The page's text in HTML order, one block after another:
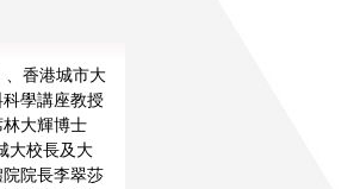
、香港城市大
學講座教授
大輝博士
大校長及大
院長李翠莎